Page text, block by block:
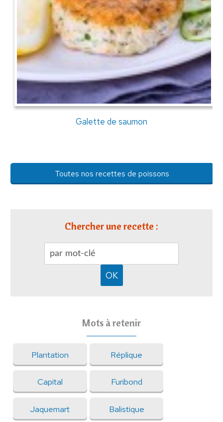
Galette de saumon
Toutes nos recettes de poissons
Chercher une recette :
Mots à retenir
Plantation Réplique
Capital Furibond
Jaquemart Balistique